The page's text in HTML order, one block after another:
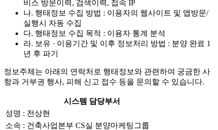
비스 방문이력, 검색이력, 접속 IP
나. 행태정보 수집 방법 : 이용자의 웹사이트 및 앱방문/
실행시 자동 수집
다. 행태정보 수집 목적 : 이용자 통계 분석
라. 보유 · 이용기간 및 이후 정보처리 방법 : 분양 완료 1
년 후 파기
정보주체는 아래의 연락처로 행태정보와 관련하여 궁금한 사
항과 거부권 행사, 피해 신고 접수 등을 문의할 수 있습니다.
시스템 담당부서
성명 : 전상현
소속 : 건축사업본부 CS실 분양마케팅그룹